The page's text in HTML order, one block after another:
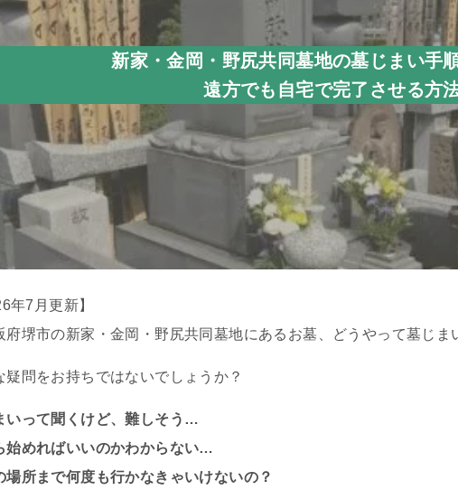
新家・金岡・野尻共同墓地の墓じまい手
遠方でも自宅で完了させる方
年7月更新】
府堺市の新家・金岡・野尻共同墓地にあるお墓、どうやって墓じ
疑問をお持ちではないでしょうか？
いって聞くけど、難しそう…
始めればいいのかわからない…
場所まで何度も行かなきゃいけないの？